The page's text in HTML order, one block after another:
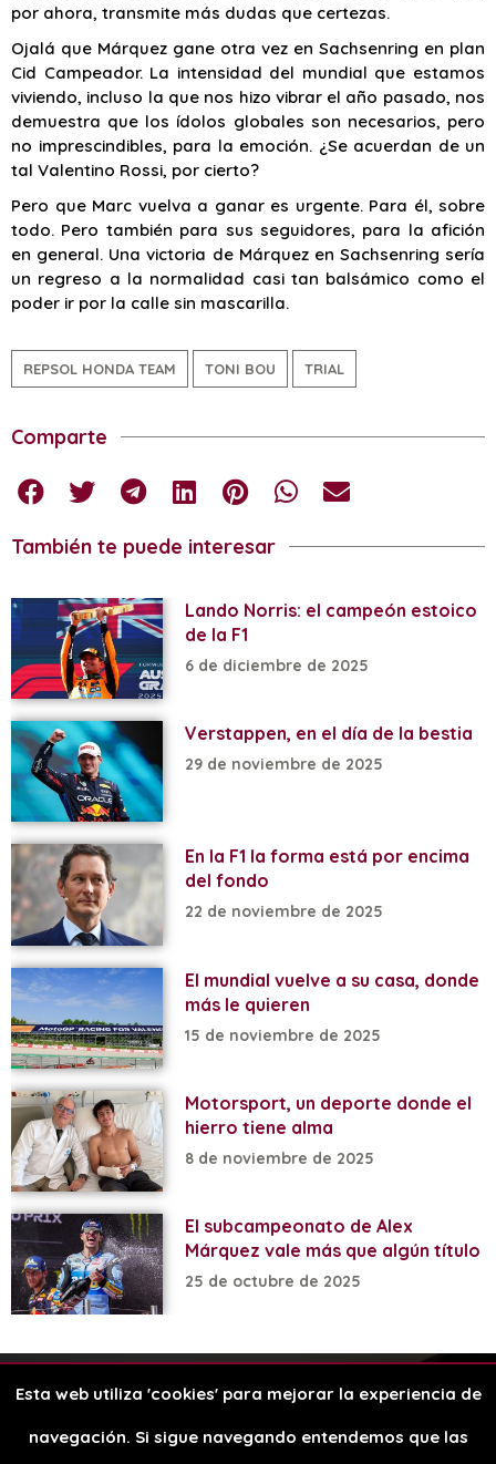
por ahora, transmite más dudas que certezas.
Ojalá que Márquez gane otra vez en Sachsenring en plan
Cid Campeador. La intensidad del mundial que estamos
viviendo, incluso la que nos hizo vibrar el año pasado, nos
demuestra que los ídolos globales son necesarios, pero
no imprescindibles, para la emoción. ¿Se acuerdan de un
tal Valentino Rossi, por cierto?
Pero que Marc vuelva a ganar es urgente. Para él, sobre
todo. Pero también para sus seguidores, para la afición
en general. Una victoria de Márquez en Sachsenring sería
un regreso a la normalidad casi tan balsámico como el
poder ir por la calle sin mascarilla.
REPSOL HONDA TEAM TONI BOU TRIAL
Comparte
También te puede interesar
Lando Norris: el campeón estoico
de la F1
6 de diciembre de 2025
Verstappen, en el día de la bestia
29 de noviembre de 2025
En la F1 la forma está por encima
del fondo
22 de noviembre de 2025
El mundial vuelve a su casa, donde
más le quieren
15 de noviembre de 2025
Motorsport, un deporte donde el
hierro tiene alma
8 de noviembre de 2025
El subcampeonato de Alex
Márquez vale más que algún título
25 de octubre de 2025
Aviso legal
Política de cookies
Esta web utiliza 'cookies' para mejorar la experiencia de
navegación. Si sigue navegando entendemos que las